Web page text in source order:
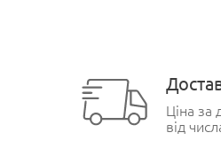
Ціна за
від